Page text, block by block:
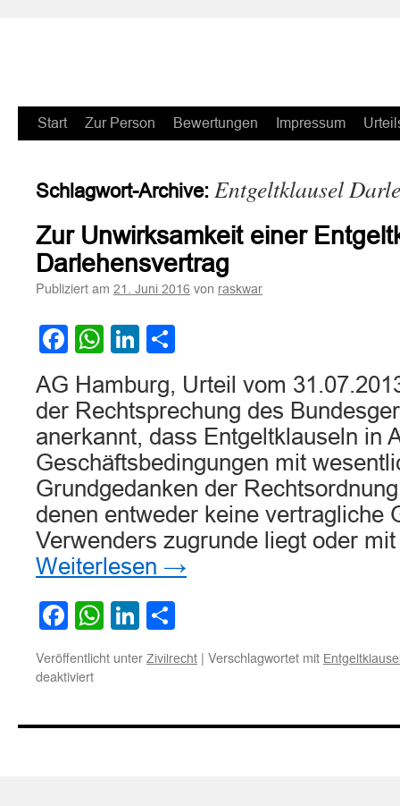
Zum
springen
Start Zur Person Bewertungen Impressum
Schlagwort-Archive: Entgeltklausel
Zur Unwirksamkeit einer
Darlehensvertrag
Publiziert am 21. Juni 2016 von raskwar
Facebook
WhatsApp
LinkedIn
AG Hamburg, Urteil vom
der Rechtsprechung des
anerkannt, dass Entgeltklauseln in
Geschäftsbedingungen mit
Grundgedanken der
denen entweder keine vertragliche
Verwenders zugrunde liegt oder
Weiterlesen →
Facebook
WhatsApp
LinkedIn
Veröffentlicht unter Zivilrecht | Verschlagwortet mit
deaktiviertfür
einer